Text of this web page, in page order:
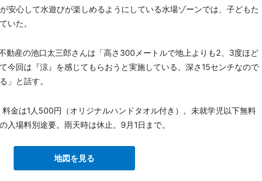
安心して水遊びが楽しめるようにしている水場ゾーンでは、子どもた
いた。
産の池口太三郎さんは「高さ300メートルで地上よりも2、3度ほど
今回は『涼』を感じてもらおうと実施している。深さ15センチなので
」と話す。
金は1人500円（オリジナルハンドタオル付き）。未就学児以下無料
入場料別途要。雨天時は休止。9月1日まで。
地図を見る